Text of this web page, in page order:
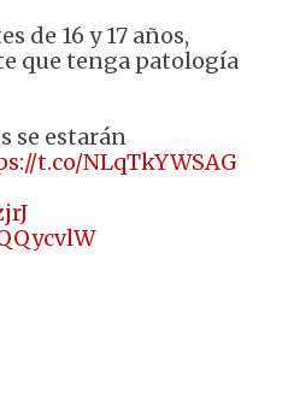
de 16 y 17 años,
que tenga patología
se estarán
t.co/NLqTkYWSAG